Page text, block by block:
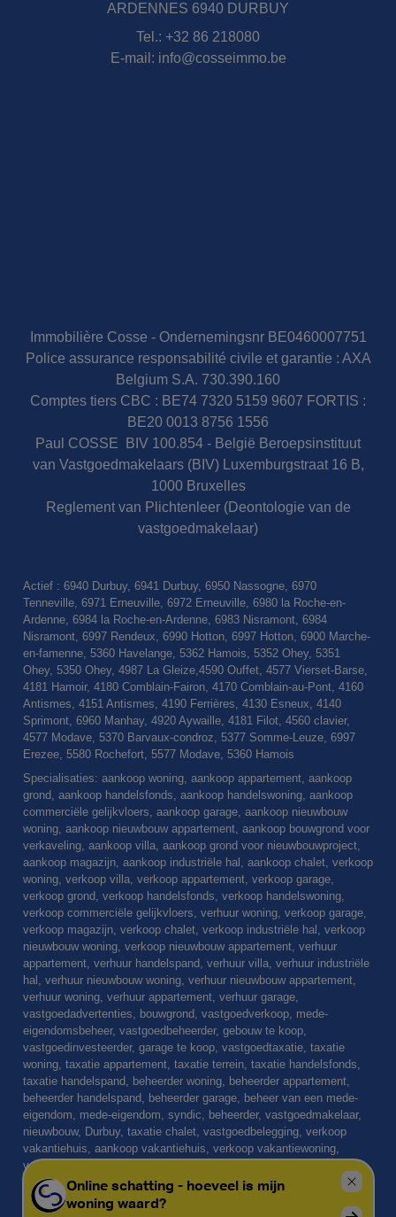
ARDENNES 6940 DURBUY
Tel.: +32 86 218080
E-mail: info@cosseimmo.be
Immobilière Cosse - Ondernemingsnr BE0460007751
Police assurance responsabilité civile et garantie : AXA
Belgium S.A. 730.390.160
Comptes tiers CBC : BE74 7320 5159 9607 FORTIS :
BE20 0013 8756 1556
Paul COSSE BIV 100.854 - België Beroepsinstituut
van Vastgoedmakelaars (BIV) Luxemburgstraat 16 B,
1000 Bruxelles
Reglement van Plichtenleer (Deontologie van de
vastgoedmakelaar)
Actief : 6940 Durbuy, 6941 Durbuy, 6950 Nassogne, 6970
Tenneville, 6971 Erneuville, 6972 Erneuville, 6980 la Roche-en-
Ardenne, 6984 la Roche-en-Ardenne, 6983 Nisramont, 6984
Nisramont, 6997 Rendeux, 6990 Hotton, 6997 Hotton, 6900 Marche-
en-famenne, 5360 Havelange, 5362 Hamois, 5352 Ohey, 5351
Ohey, 5350 Ohey, 4987 La Gleize,4590 Ouffet, 4577 Vierset-Barse,
4181 Hamoir, 4180 Comblain-Fairon, 4170 Comblain-au-Pont, 4160
Antismes, 4151 Antismes, 4190 Ferrières, 4130 Esneux, 4140
Sprimont, 6960 Manhay, 4920 Aywaille, 4181 Filot, 4560 clavier,
4577 Modave, 5370 Barvaux-condroz, 5377 Somme-Leuze, 6997
Erezee, 5580 Rochefort, 5577 Modave, 5360 Hamois
Specialisaties: aankoop woning, aankoop appartement, aankoop
grond, aankoop handelsfonds, aankoop handelswoning, aankoop
commerciële gelijkvloers, aankoop garage, aankoop nieuwbouw
woning, aankoop nieuwbouw appartement, aankoop bouwgrond voor
verkaveling, aankoop villa, aankoop grond voor nieuwbouwproject,
aankoop magazijn, aankoop industriële hal, aankoop chalet, verkoop
woning, verkoop villa, verkoop appartement, verkoop garage,
verkoop grond, verkoop handelsfonds, verkoop handelswoning,
verkoop commerciële gelijkvloers, verhuur woning, verkoop garage,
verkoop magazijn, verkoop chalet, verkoop industriële hal, verkoop
nieuwbouw woning, verkoop nieuwbouw appartement, verhuur
appartement, verhuur handelspand, verhuur villa, verhuur industriële
hal, verhuur nieuwbouw woning, verhuur nieuwbouw appartement,
verhuur woning, verhuur appartement, verhuur garage,
vastgoedadvertenties, bouwgrond, vastgoedverkoop, mede-
eigendomsbeheer, vastgoedbeheerder, gebouw te koop,
vastgoedinvesteerder, garage te koop, vastgoedtaxatie, taxatie
woning, taxatie appartement, taxatie terrein, taxatie handelsfonds,
taxatie handelspand, beheerder woning, beheerder appartement,
beheerder handelspand, beheerder garage, beheer van een mede-
eigendom, mede-eigendom, syndic, beheerder, vastgoedmakelaar,
nieuwbouw, Durbuy, taxatie chalet, vastgoedbelegging, verkoop
vakantiehuis, aankoop vakantiehuis, verkoop vakantiewoning,
verkoop vakantieappartement, aankoop vakantiehuis, aankoop
vakantieappartement, expertise, Vastgoedbeheerder